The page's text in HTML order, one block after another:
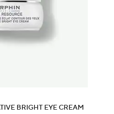
BRIGHT EYE CREAM